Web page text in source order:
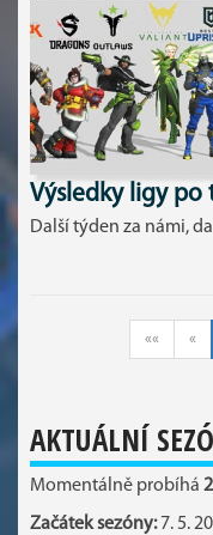
Výsledky ligy po
Další týden za námi,
«« «
AKTUÁLNÍ
Momentálně probíhá
Začátek sezóny:7. 5.